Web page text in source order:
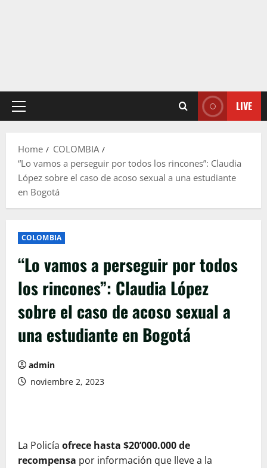
Primary
LIVE
Home
COLOMBIA
“Lo vamos a perseguir por todos los rincones”: Claudia
López sobre el caso de acoso sexual a una estudiante
en Bogotá
COLOMBIA
“Lo vamos a perseguir por todos
los rincones”: Claudia López
sobre el caso de acoso sexual a
una estudiante en Bogotá
admin
noviembre 2, 2023
La Policía ofrece hasta $20’000.000 de
recompensa por información que lleve a la